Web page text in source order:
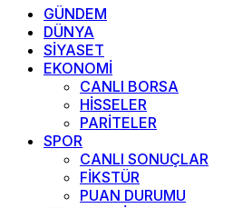
GÜNDEM
DÜNYA
SİYASET
EKONOMİ
CANLI BORSA
HİSSELER
PARİTELER
SPOR
CANLI SONUÇLAR
FİKSTÜR
PUAN DURUMU